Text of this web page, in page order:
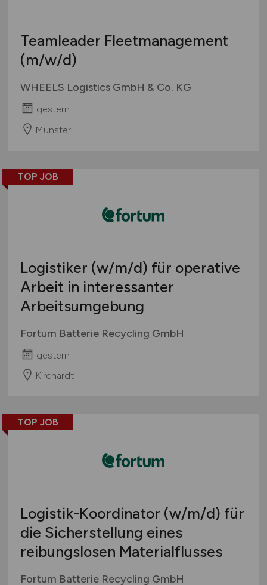
Teamleader Fleetmanagement
(m/w/d)
WHEELS Logistics GmbH & Co. KG
gestern
Münster
TOP JOB
Logistiker (w/m/d) für operative
Arbeit in interessanter
Arbeitsumgebung
Fortum Batterie Recycling GmbH
gestern
Kirchardt
TOP JOB
Logistik-Koordinator (w/m/d) für
die Sicherstellung eines
reibungslosen Materialflusses
Fortum Batterie Recycling GmbH